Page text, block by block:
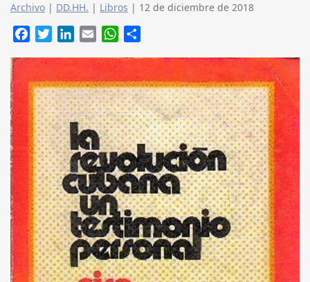
Archivo | DD.HH. | Libros | 12 de diciembre de 2018
FacebookTwitterLinkedIn
Email WhatsApp